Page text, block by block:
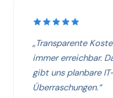
„Transparente
immer erreichbar.
gibt uns planbare
Überraschungen.“